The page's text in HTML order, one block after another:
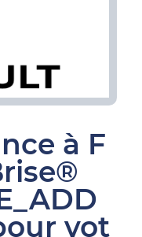
à F
vot